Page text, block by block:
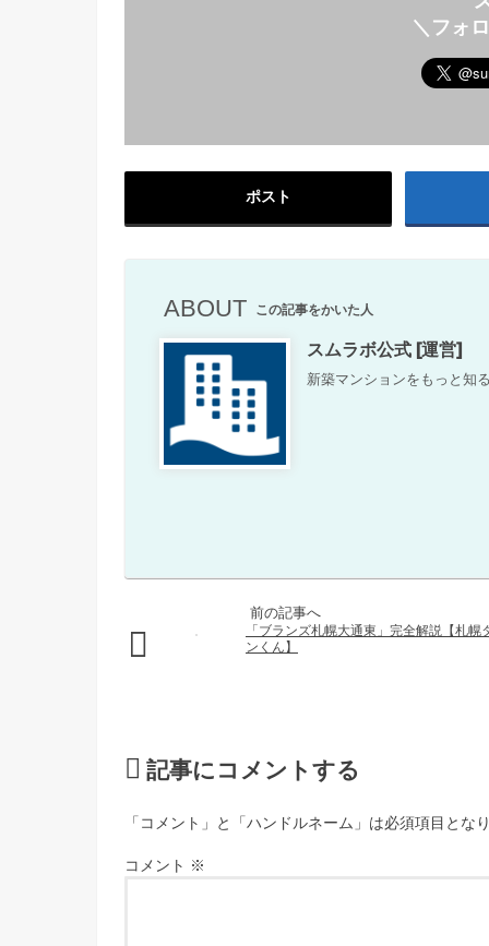
＼フォ
ポスト
ABOUT この記事をかいた人
スムラボ公式 [運営]
新築マンションをもっと知
「ブランズ札幌大通東」完全解説【札幌
ンくん】
記事にコメントする
「コメント」と「ハンドルネーム」は必須項目とな
コメント ※